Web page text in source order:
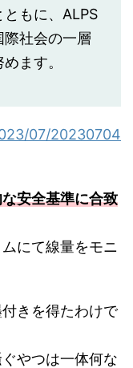
もに、ALPS
社会の一層
ます。
07/20230704
安全基準に合致
にて線量をモニ
きを得たわけで
やつは一体何な